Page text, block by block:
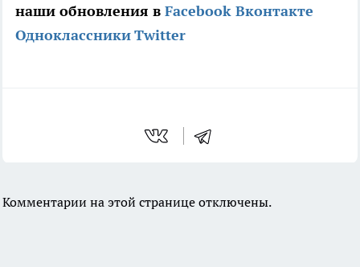
наши обновления в Facebook Вконтакте
ОдноклассникиTwitter
Комментарии на этой странице отключены.